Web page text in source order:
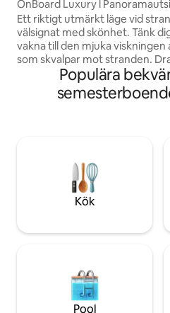
OnBoard Luxury l
havet vid stranden
Ett riktigt utmärkt läge vid
välsignat med skönhet. Tänk
vakna till den mjuka viskningen
som skvalpar mot stranden.
gardinerna, du välkomnas med
imponerande utsikt över det
vidsträckta, glittrande havet
Praia da Rocha. Definitivt en
skapa värdefulla minnen med
vänner. Vi är glada att ha dig
Populära
Kök
Pool